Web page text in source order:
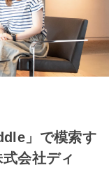
」で模索す
会社ディ